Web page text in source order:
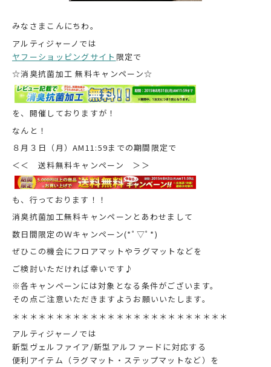
みなさまこんにちわ。
アルティジャーノでは
ヤフーショッピングサイト 限定で
☆消臭抗菌加工 無料キャンペーン☆
を、開催しておりますが！
なんと！
８月３日（月）AM11:59までの期間限定で
＜＜ 送料無料キャンペーン ＞＞
も、行っております！！
消臭抗菌加工無料キャンペーンとあわせまして
数日間限定のＷキャンペーン(*ﾟ▽ﾟ*)
ぜひこの機会にフロアマットやラグマットなどを
ご検討いただければ幸いです♪
※各キャンペーンには対象となる条件がございます。
その点ご注意いただきますようお願いいたします。
＊＊＊＊＊＊＊＊＊＊＊＊＊＊＊＊＊＊＊＊＊＊＊＊＊
アルティジャーノでは
新型ヴェルファイア/新型アルファードに対応する
便利アイテム（ラグマット・ステップマットなど）を